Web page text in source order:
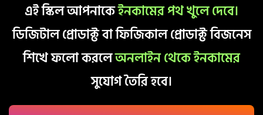
এই স্কিল আপনাকেইনকামের পথ খুলে দেবে।
ডিজিটাল প্রোডাক্ট বা ফিজিকাল প্রোডাক্ট বিজনেস
শিখে ফলো করলেঅনলাইন থেকে ইনকামের
সুযোগ তৈরি হবে।